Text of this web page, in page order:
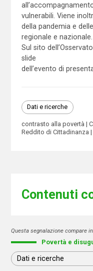
vulnerabili. Viene
della pandemia e
regionale e nazionale.
Sul sito
slide
dell’evento di
Dati e ricerche
contrasto alla povertà
Reddito di Cittadinanza
Contenuti
Questa segnalazione compare
Povertà e
Dati e ricerche